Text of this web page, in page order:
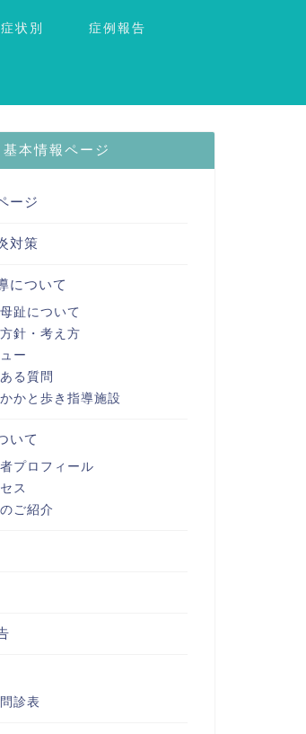
症状別 症例報告
基本情報ページ
ージ
対策
について
趾について
針・考え方
ー
る質問
かと歩き指導施設
いて
プロフィール
ス
ご紹介
診表